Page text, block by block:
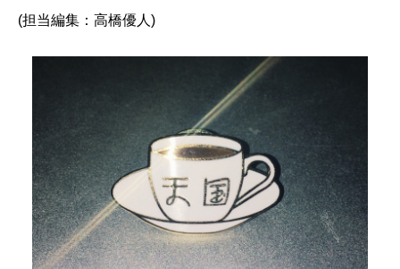
(担当編集：高橋優人)